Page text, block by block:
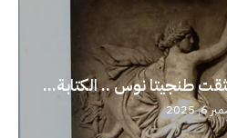
طنجيتا نوس .. الكتابة...
2025